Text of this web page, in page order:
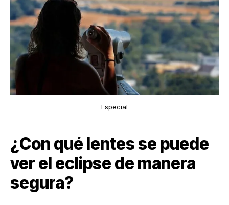
Especial
¿Con qué lentes se puede
ver el eclipse de manera
segura?